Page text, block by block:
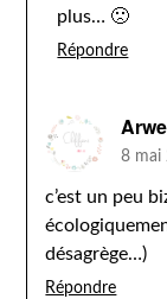
plus… 🙁
Répondre
8 mai
c’est un peu
désagrège…)
Répondre